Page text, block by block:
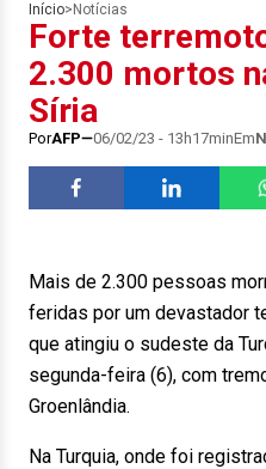
Início> Notícias
Forte
2.300 mortos
Síria
PorAFP 06/02/23 - 13h17minEm
Mais de 2.300 pessoas
feridas por um devastador
que atingiu o sudeste da
segunda-feira (6), com
Groenlândia.
Na Turquia, onde foi